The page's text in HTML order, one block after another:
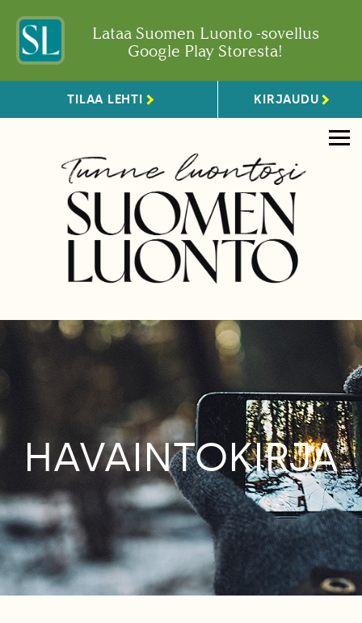
Lataa Suomen Luonto -sovellus
Google Play Storesta!
TILAA LEHTI KIRJAUDU
HAVAINTOKIRJA